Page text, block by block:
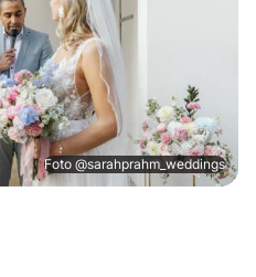
Foto @sarahprahm_weddings